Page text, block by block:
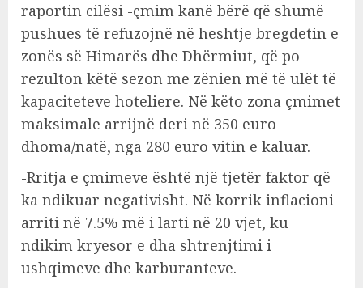
raportin cilësi -çmim kanë bërë që shumë
pushues të refuzojnë në heshtje bregdetin e
zonës së Himarës dhe Dhërmiut, që po
rezulton këtë sezon me zënien më të ulët të
kapaciteteve hoteliere. Në këto zona çmimet
maksimale arrijnë deri në 350 euro
dhoma/natë, nga 280 euro vitin e kaluar.
-Rritja e çmimeve është një tjetër faktor që
ka ndikuar negativisht. Në korrik inflacioni
arriti në 7.5% më i larti në 20 vjet, ku
ndikim kryesor e dha shtrenjtimi i
ushqimeve dhe karburanteve.